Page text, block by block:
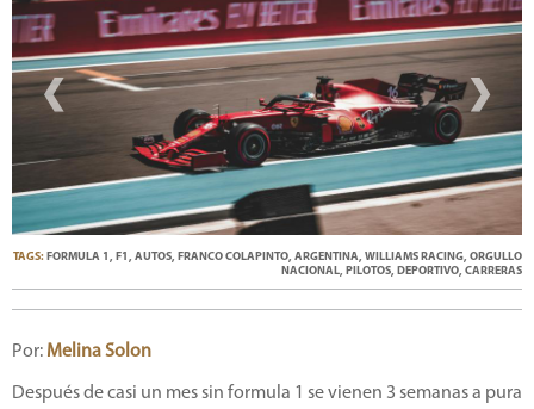
‹ ›
TAGS:FORMULA 1, F1, AUTOS, FRANCO COLAPINTO, ARGENTINA, WILLIAMS RACING, ORGULLO
NACIONAL, PILOTOS, DEPORTIVO, CARRERAS
Por: Melina Solon
Después de casi un mes sin formula 1 se vienen 3 semanas a pura